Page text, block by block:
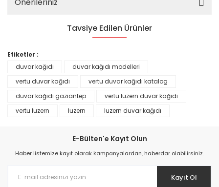
Tavsiye Edilen Ürünler
Prime ArtDECO Duvar Kağıdı Tutkalı 500 gr
Etiketler :
duvar kağıdı
duvar kağıdı modelleri
vertu duvar kağıdı
vertu duvar kağıdı katalog
duvar kağıdı gaziantep
vertu luzern duvar kağıdı
vertu luzern
luzern luzern duvar kağıdı
E-Bülten'e Kayıt Olun
Haber listemize kayıt olarak kampanyalardan, haberdar olabilirsiniz.
Kayıt Ol